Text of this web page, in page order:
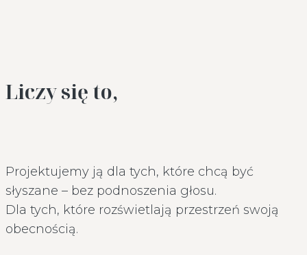
Liczy się to,
Projektujemy ją dla tych, które chcą być
słyszane – bez podnoszenia głosu.
Dla tych, które rozświetlają przestrzeń swoją
obecnością.